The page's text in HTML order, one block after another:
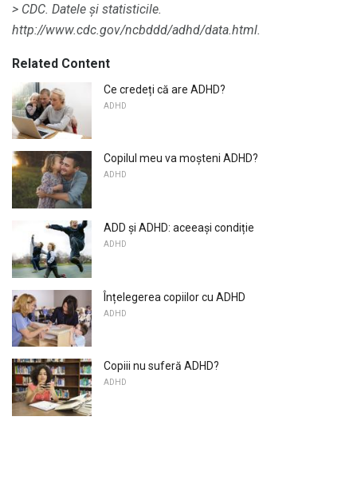
> CDC. Datele și statisticile.
http://www.cdc.gov/ncbddd/adhd/data.html.
Related Content
Ce credeți că are ADHD?
ADHD
Copilul meu va moșteni ADHD?
ADHD
ADD și ADHD: aceeași condiție
ADHD
Înțelegerea copiilor cu ADHD
ADHD
Copiii nu suferă ADHD?
ADHD